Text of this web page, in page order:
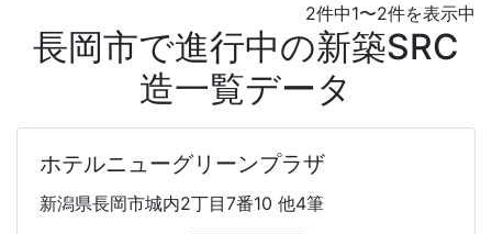
2件中1〜2件を表示中
長岡市で進行中の新築SRC
造一覧データ
ホテルニューグリーンプラザ
新潟県長岡市城内2丁目7番10 他4筆